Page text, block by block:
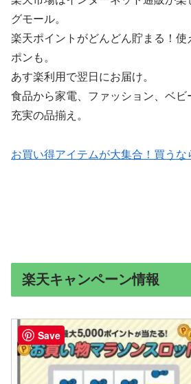
グモール。
楽天ポイントがどんどん貯まる！使
ポンも。
あす楽利用で翌日にお届け。
食品から家電、ファッション、ベビ
充実の品揃え。
お買い得アイテムが大集合！買う
楽天キャンペーン情報
Save